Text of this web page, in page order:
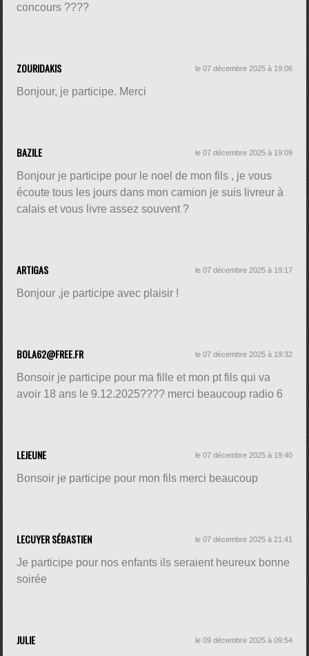
concours ????
ZOURIDAKIS le 07 décembre 2025 à 19:06
Bonjour, je participe. Merci
BAZILE le 07 décembre 2025 à 19:09
Bonjour je participe pour le noel de mon fils , je vous
écoute tous les jours dans mon camion je suis livreur à
calais et vous livre assez souvent ?
ARTIGAS le 07 décembre 2025 à 19:17
Bonjour ,je participe avec plaisir !
BOLA62@FREE.FR le 07 décembre 2025 à 19:32
Bonsoir je participe pour ma fille et mon pt fils qui va
avoir 18 ans le 9.12.2025???? merci beaucoup radio 6
LEJEUNE le 07 décembre 2025 à 19:40
Bonsoir je participe pour mon fils merci beaucoup
LECUYER SÉBASTIEN le 07 décembre 2025 à 21:41
Je participe pour nos enfants ils seraient heureux bonne
soirée
JULIE le 09 décembre 2025 à 09:54